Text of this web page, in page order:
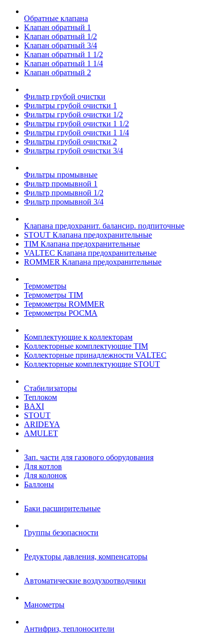
Обратные клапана
Клапан обратный 1
Клапан обратный 1/2
Клапан обратный 3/4
Клапан обратный 1 1/2
Клапан обратный 1 1/4
Клапан обратный 2
Фильтр грубой очистки
Фильтры грубой очистки 1
Фильтры грубой очистки 1/2
Фильтры грубой очистки 1 1/2
Фильтры грубой очистки 1 1/4
Фильтры грубой очистки 2
Фильтры грубой очистки 3/4
Фильтры промывные
Фильтр промывной 1
Фильтр промывной 1/2
Фильтр промывной 3/4
Клапана предохранит. балансир. подпиточные
STOUT Клапана предохранительные
TIM Клапана предохранительные
VALTEC Клапана предохранительные
ROMMER Клапана предохранительные
Термометры
Термометры TIM
Термометры ROMMER
Термометры РОСМА
Комплектующие к коллекторам
Коллекторные комплектующие TIM
Коллекторные принадлежности VALTEC
Коллекторные комплектующие STOUT
Стабилизаторы
Теплоком
BAXI
STOUT
ARIDEYA
AMULET
Зап. части для газового оборудования
Для котлов
Для колонок
Баллоны
Баки расширительные
Группы безопасности
Редукторы давления, компенсаторы
Автоматические воздухоотводчики
Манометры
Антифриз, теплоносители